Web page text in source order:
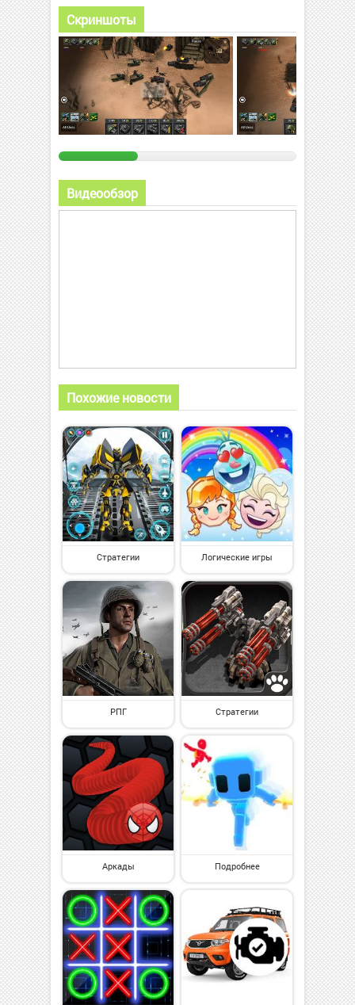
Скриншоты
Видеообзор
Похожие новости
Стратегии Логические игры
РПГ Стратегии
Аркады Подробнее